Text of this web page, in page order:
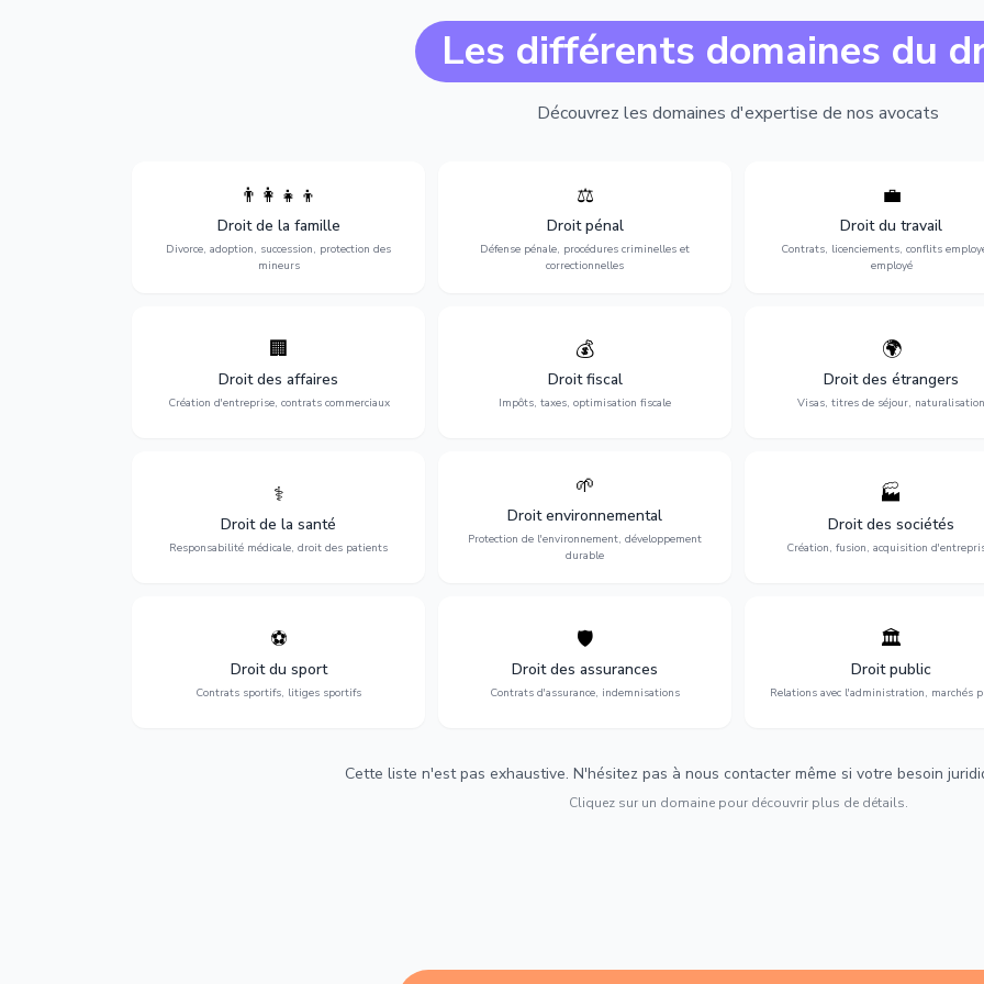
Les différents domaines du
Découvrez les domaines d'expertise de nos avocats
👨‍👩‍👧‍👦
Droit de la famille
Divorce, adoption, succession, protection des
mineurs
succession et protection des personnes
vulnérables.
⚖️
Droit pénal
Défense pénale, procédures criminelles et
correctionnelles
Expertise en matière pénale, de
l'assistance en garde à vue jusqu'au
procès, pour toute affaire correctionnelle
ou criminelle.
💼
Droit du travail
Contrats, licenciements, conflits
employé
Protection de vos droits au
contrats, licenciements,
discrimination et conflits avec
l'employeur.
🏢
Droit des affaires
Création d'entreprise, contrats commerciaux
Accompagnement complet pour votre
entreprise : création, contrats
commerciaux, concurrence et litiges.
💰
Droit fiscal
Impôts, taxes, optimisation fiscale
Optimisation de votre situation fiscale :
déclarations, contentieux, contrôles
fiscaux et planification.
🌍
Droit des étrangers
Visas, titres de séjour, naturalisation
Obtention de vos droits de séjour :
cartes de séjour, regroupement
naturalisation.
⚕️
Droit de la santé
Responsabilité médicale, droit des patients
Défense de vos droits médicaux : erreurs
médicales, responsabilité des praticiens
et indemnisation.
🌱
Droit environnemental
Protection de l'environnement, développement
durable
environnementale, litiges et
développement durable.
🏭
Droit des sociétés
Création, fusion, acquisition
Structuration de votre société :
fusion-acquisition, gouvernance
restructuration.
⚽
Droit du sport
Contrats sportifs, litiges sportifs
Expertise en droit sportif : contrats de
sportifs, transferts, sponsoring et
contentieux.
🛡️
Droit des assurances
Contrats d'assurance, indemnisations
Défense de vos intérêts : contrats
d'assurance, sinistres et indemnisations
optimales.
🏛️
Droit public
Relations avec l'administration, marchés
Gestion de vos relations avec
l'administration : marchés
urbanisme et contentieux.
Cette liste n'est pas exhaustive. N'hésitez pas à nous contacter même si votre besoin
Cliquez sur un domaine pour découvrir plus de détails.